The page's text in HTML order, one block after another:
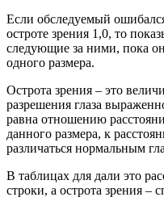
Если обследуемый
остроте зрения 1,0, то
следующие за ними, пока
одного размера.
Острота зрения – это
разрешения глаза
равна отношению
данного размера, к
различаться нормальным
В таблицах для дали это
строки, а острота зрения –